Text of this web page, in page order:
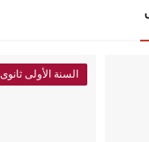
السنة الأولى ثانوى